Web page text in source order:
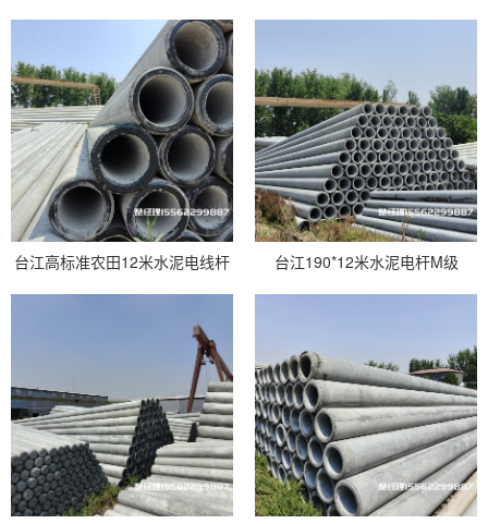
台江高标准农田12米水泥电线杆 台江190*12米水泥电杆M级